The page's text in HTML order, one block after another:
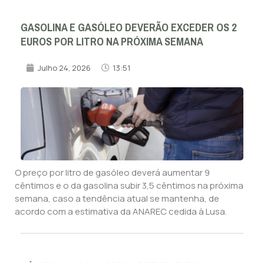
GASOLINA E GASÓLEO DEVERÃO EXCEDER OS 2
EUROS POR LITRO NA PRÓXIMA SEMANA
Julho 24, 2026 13:51
O preço por litro de gasóleo deverá aumentar 9
cêntimos e o da gasolina subir 3,5 cêntimos na próxima
semana, caso a tendência atual se mantenha, de
acordo com a estimativa da ANAREC cedida à Lusa.